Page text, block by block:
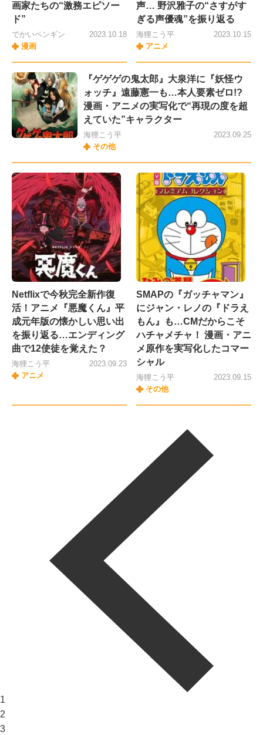
画家たちの“激務エピソー
ド”
でかいペンギン
漫画
2023.10.18
声… 野沢雅子の“さすがす
ぎる声優魂”を振り返る
海狸こう平
アニメ
2023.10.15
『ゲゲゲの鬼太郎』大泉洋に『妖怪ウ
ォッチ』遠藤憲一も…本人要素ゼロ!?
漫画・アニメの実写化で“再現の度を超
えていた”キャラクター
海狸こう平
その他
2023.09.25
Netflixで今秋完全新作復
活！アニメ『悪魔くん』平
成元年版の懐かしい思い出
を振り返る…エンディング
曲で12使徒を覚えた？
海狸こう平
アニメ
2023.09.23
SMAPの『ガッチャマン』
にジャン・レノの『ドラえ
もん』も…CMだからこそ
ハチャメチャ！ 漫画・アニ
メ原作を実写化したコマー
シャル
海狸こう平
その他
2023.09.15
1
2
3